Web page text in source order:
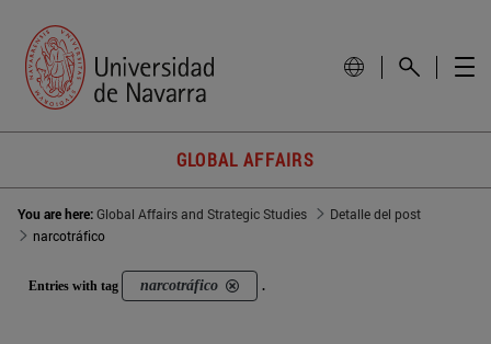
GLOBAL AFFAIRS
You are here:Global Affairs and Strategic Studies
Detalle del post
narcotráfico
Entries with tag narcotráfico .